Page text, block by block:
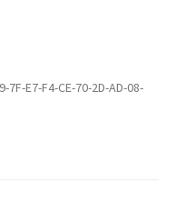
7F-E7-F4-CE-70-2D-AD-08-